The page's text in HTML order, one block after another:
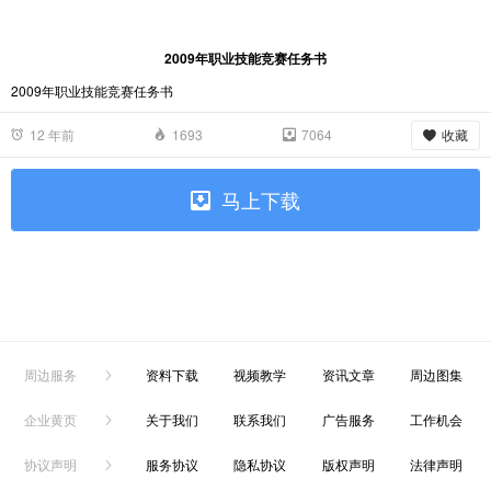
2009年职业技能竞赛任务书
2009年职业技能竞赛任务书
12 年前 1693 7064 收藏
马上下载
周边服务 资料下载 视频教学 资讯文章 周边图集
企业黄页 关于我们 联系我们 广告服务 工作机会
协议声明 服务协议 隐私协议 版权声明 法律声明